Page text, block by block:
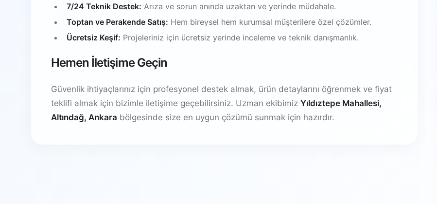
7/24 Teknik Destek: Arıza ve sorun anında uzaktan ve yerinde müdahale.
Toptan ve Perakende Satış: Hem bireysel hem kurumsal müşterilere özel çözümler.
Ücretsiz Keşif: Projeleriniz için ücretsiz yerinde inceleme ve teknik danışmanlık.
Hemen İletişime Geçin
Güvenlik ihtiyaçlarınız için profesyonel destek almak, ürün detaylarını öğrenmek ve fiyat
teklifi almak için bizimle iletişime geçebilirsiniz. Uzman ekibimiz Yıldıztepe Mahallesi,
Altındağ, Ankara bölgesinde size en uygun çözümü sunmak için hazırdır.